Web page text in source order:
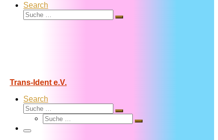
Search
Suche
Suche
Trans-Ident e.V.
Search
Suche
Suche
Suche
Suche
Menü